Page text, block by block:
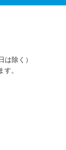
除く）
。